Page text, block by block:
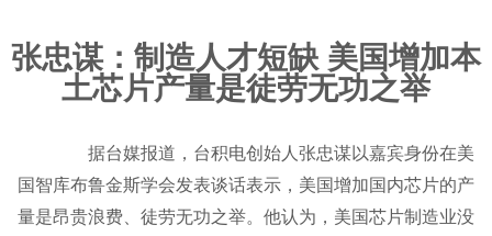
张忠谋：制造人才短缺 美国增加本
土芯片产量是徒劳无功之举
据台媒报道，台积电创始人张忠谋以嘉宾身份在美
国智库布鲁金斯学会发表谈话表示，美国增加国内芯片的产
量是昂贵浪费、徒劳无功之举。他认为，美国芯片制造业没